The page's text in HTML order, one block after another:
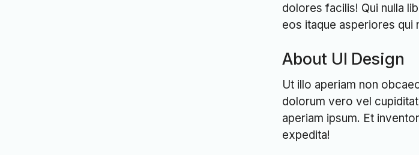
dolores facilis! Qui nulla
eos itaque asperiores qui
About UI Design
Ut illo aperiam non
dolorum vero vel
aperiam ipsum. Et
expedita!